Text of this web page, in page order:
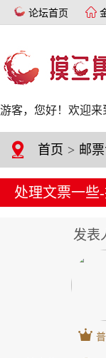
论坛首页
游客，您好！欢迎来
首页 > 邮
处理文票一些
发表